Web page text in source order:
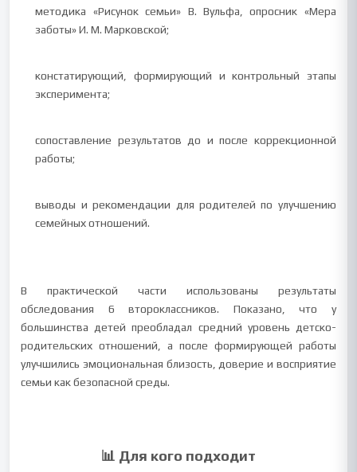
методика «Рисунок семьи» В. Вульфа, опросник «Мера
заботы» И. М. Марковской;
констатирующий, формирующий и контрольный этапы
эксперимента;
сопоставление результатов до и после коррекционной
работы;
выводы и рекомендации для родителей по улучшению
семейных отношений.
В практической части использованы результаты
обследования 6 второклассников. Показано, что у
большинства детей преобладал средний уровень детско-
родительских отношений, а после формирующей работы
улучшились эмоциональная близость, доверие и восприятие
семьи как безопасной среды.
📊 Для кого подходит